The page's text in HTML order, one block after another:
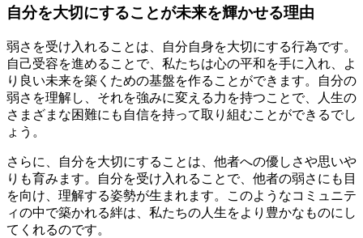
自分を大切にすることが未来を輝かせる理由
弱さを受け入れることは、自分自身を大切にする行為です。
自己受容を進めることで、私たちは心の平和を手に入れ、よ
り良い未来を築くための基盤を作ることができます。自分の
弱さを理解し、それを強みに変える力を持つことで、人生の
さまざまな困難にも自信を持って取り組むことができるでし
ょう。
さらに、自分を大切にすることは、他者への優しさや思いや
りも育みます。自分を受け入れることで、他者の弱さにも目
を向け、理解する姿勢が生まれます。このようなコミュニテ
ィの中で築かれる絆は、私たちの人生をより豊かなものにし
てくれるのです。